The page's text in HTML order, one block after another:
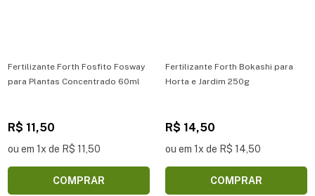
Fertilizante Forth Fosfito Fosway
para Plantas Concentrado 60ml
R$ 11,50
ou em 1x de R$ 11,50
COMPRAR
Fertilizante Forth Bokashi para
Horta e Jardim 250g
R$ 14,50
ou em 1x de R$ 14,50
COMPRAR